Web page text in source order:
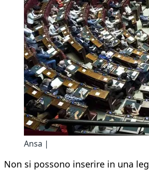
Ansa |
Non si possono inserire in una